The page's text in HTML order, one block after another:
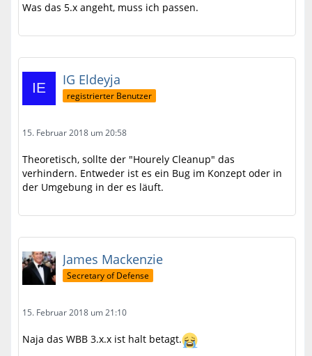
Was das 5.x angeht, muss ich passen.
IG Eldeyja
registrierter Benutzer
15. Februar 2018 um 20:58
Theoretisch, sollte der "Hourely Cleanup" das
verhindern. Entweder ist es ein Bug im Konzept oder in
der Umgebung in der es läuft.
James Mackenzie
Secretary of Defense
15. Februar 2018 um 21:10
Naja das WBB 3.x.x ist halt betagt.